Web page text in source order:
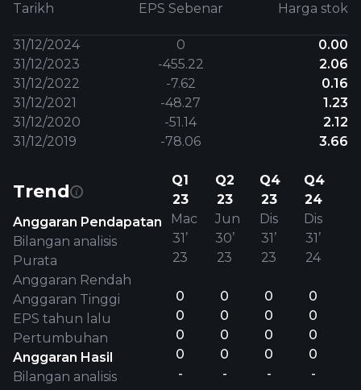
Tarikh EPS Sebenar Harga stok
31/12/2024 0
0.00
31/12/2023
-455.22
2.06
31/12/2022
-7.62
0.16
31/12/2021
-48.27
1.23
31/12/2020
-51.14
2.12
31/12/2019
-78.06 3.66
Trend
Anggaran Pendapatan
Bilangan analisis
Purata
Anggaran Rendah
Anggaran Tinggi
EPS tahun lalu
Pertumbuhan
Anggaran Hasil
Bilangan analisis
Q1
23
Mac
31’
23
0
0
0
0
-
Q2
23
Jun
30’
23
0
0
0
0
-
Q4
23
Dis
31’
23
0
0
0
0
-
Q4
24
Dis
31’
24
0
0
0
0
-